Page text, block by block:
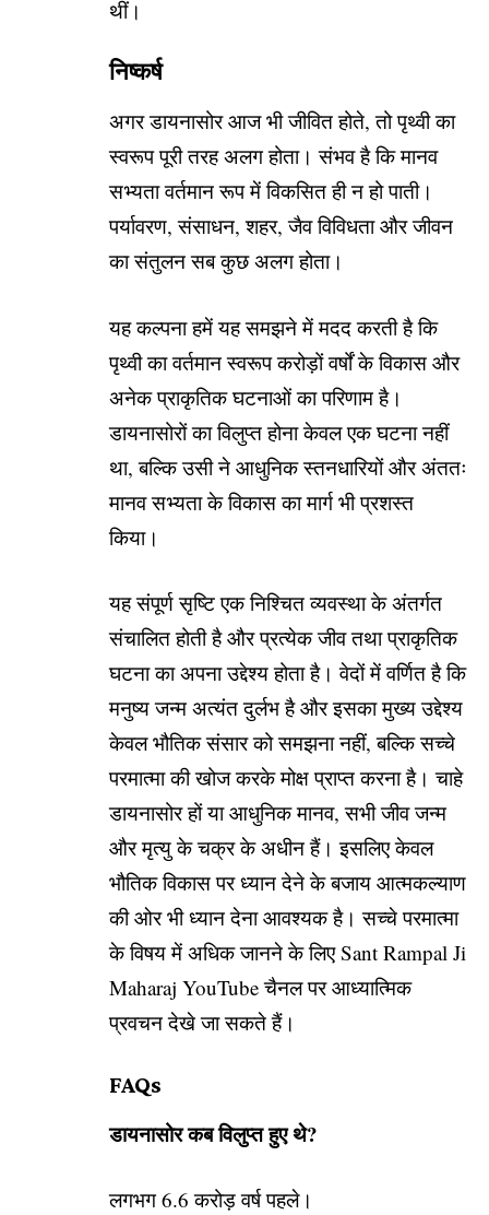
थीं।
निष्कर्ष
अगर डायनासोर आज भी जीवित होते, तो पृथ्वी का
स्वरूप पूरी तरह अलग होता। संभव है कि मानव
सभ्यता वर्तमान रूप में विकसित ही न हो पाती।
पर्यावरण, संसाधन, शहर, जैव विविधता और जीवन
का संतुलन सब कुछ अलग होता।
यह कल्पना हमें यह समझने में मदद करती है कि
पृथ्वी का वर्तमान स्वरूप करोड़ों वर्षों के विकास और
अनेक प्राकृतिक घटनाओं का परिणाम है।
डायनासोरों का विलुप्त होना केवल एक घटना नहीं
था, बल्कि उसी ने आधुनिक स्तनधारियों और अंततः
मानव सभ्यता के विकास का मार्ग भी प्रशस्त
किया।
यह संपूर्ण सृष्टि एक निश्चित व्यवस्था के अंतर्गत
संचालित होती है और प्रत्येक जीव तथा प्राकृतिक
घटना का अपना उद्देश्य होता है। वेदों में वर्णित है कि
मनुष्य जन्म अत्यंत दुर्लभ है और इसका मुख्य उद्देश्य
केवल भौतिक संसार को समझना नहीं, बल्कि सच्चे
परमात्मा की खोज करके मोक्ष प्राप्त करना है। चाहे
डायनासोर हों या आधुनिक मानव, सभी जीव जन्म
और मृत्यु के चक्र के अधीन हैं। इसलिए केवल
भौतिक विकास पर ध्यान देने के बजाय आत्मकल्याण
की ओर भी ध्यान देना आवश्यक है। सच्चे परमात्मा
के विषय में अधिक जानने के लिएSant Rampal Ji
Maharaj YouTubeचैनल पर आध्यात्मिक
प्रवचन देखे जा सकते हैं।
FAQs
डायनासोर कब विलुप्त हुए थे?
लगभग 6.6 करोड़ वर्ष पहले।